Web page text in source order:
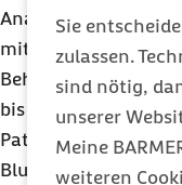
Sie
zulassen.
sind nötig,
unserer
Meine
weiteren
Analyse der
mit und ohne
Behandlungen oder
bis 2016
Patientinnen und -
Bluttransfusionen